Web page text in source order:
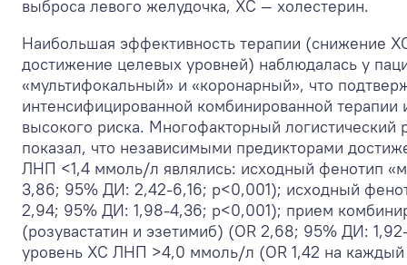
выброса левого желудочка, ХС — холестерин.
Наибольшая эффективность терапии
достижение целевых уровней) наблюдалась у
«мультифокальный» и «коронарный», что
интенсифицированной комбинированной терапии
высокого риска. Многофакторный логистический
показал, что независимыми предикторами
ЛНП <1,4 ммоль/л являлись: исходный фенотип
3,86; 95% ДИ: 2,42-6,16; p<0,001); исходный
2,94; 95% ДИ: 1,98-4,36; p<0,001); прием
(розувастатин и эзетимиб) (OR 2,68; 95% ДИ:
уровень ХС ЛНП >4,0 ммоль/л (OR 1,42 на